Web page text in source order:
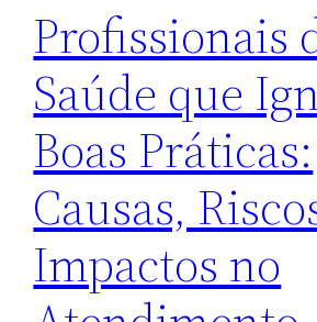
Profissionais
Saúde que
Boas Práticas:
Causas,
Impactos no